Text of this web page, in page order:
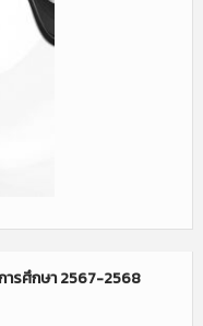
ารศึกษา 2567-2568